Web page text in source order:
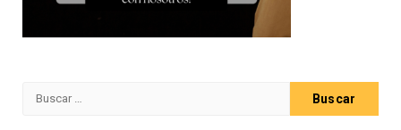
Buscar: